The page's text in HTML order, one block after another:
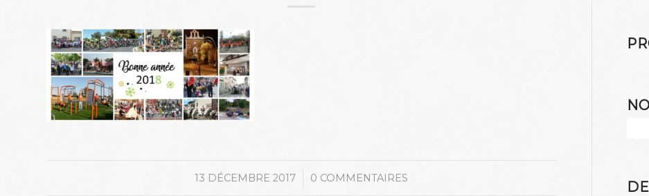
13 DÉCEMBRE 2017
/ 0 COMMENTAIRES